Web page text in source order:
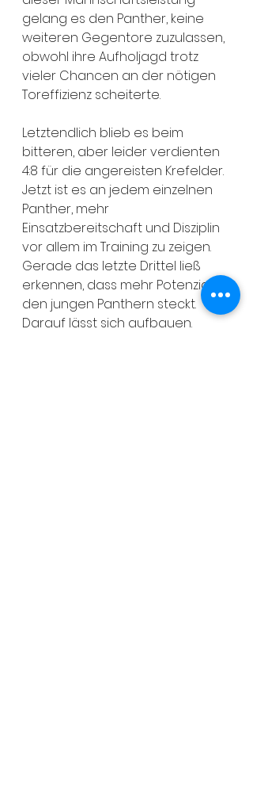
gelang es den Panther, keine
weiteren Gegentore zuzulassen,
obwohl ihre Aufholjagd trotz
vieler Chancen an der nötigen
Toreffizienz scheiterte.
Letztendlich blieb es beim
bitteren, aber leider verdienten
4:8 für die angereisten Krefelder.
Jetzt ist es an jedem einzelnen
Panther, mehr
Einsatzbereitschaft und Disziplin
vor allem im Training zu zeigen.
Gerade das letzte Drittel ließ
erkennen, dass mehr Potenzial in
den jungen Panthern steckt.
Darauf lässt sich aufbauen.